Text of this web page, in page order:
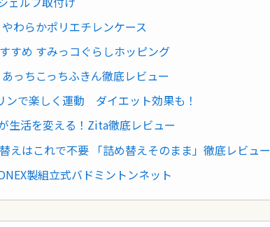
わらかポリエチレンケース
すめ すみっコぐらしホッピング
っちこっちふきん徹底レビュー
ンで楽しく運動 ダイエット効果も！
生活を変える！Zita徹底レビュー
えはこれで不要 「詰め替えそのまま」徹底レビュー
製組立式バドミントンネット